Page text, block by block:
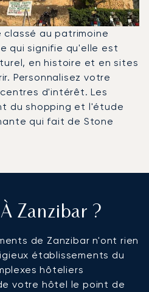
au patrimoine
qui signifie qu'elle est
en histoire et en sites
Personnalisez votre
d'intérêt. Les
du shopping et l'étude
qui fait de Stone
Zanzibar ?
de Zanzibar n'ont rien
établissements du
hôteliers
votre hôtel le point de